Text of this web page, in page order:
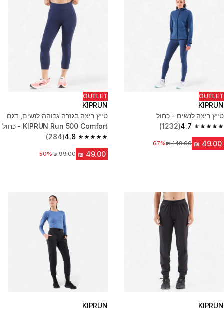
OUTLET
KIPRUN
טייץ ריצה לנשים - כחול
4.7
4.7 out of 5 stars from 1232 reviews
(1232)
מחיר לפני הנחה‏149.00 ₪
67%
OUTLET
KIPRUN
טייץ ריצה בגזרה גבוהה לנשים, דגם
KIPRUN Run 500 Comfort - כחול
4.8
4.8 out of 5 stars from 284 reviews
(284)
מחיר לפני הנחה‏99.00 ₪
50%
KIPRUN
KIPRUN